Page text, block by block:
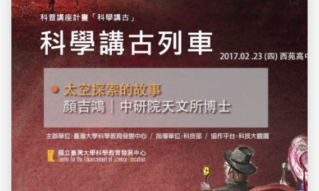
儲存